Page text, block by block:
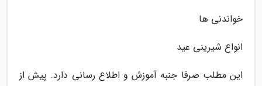
خواندنی ها
انواع شیرینی عید
این مطلب صرفا جنبه آموزش و اطلاع رسانی دارد. پیش از